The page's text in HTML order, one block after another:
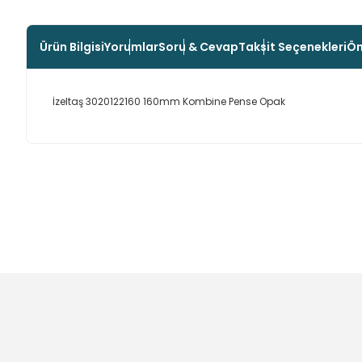
Ürün BilgisiYorumlarSoru & CevapTaksit Seçenekleri
İzeltaş 3020122160 160mm Kombine Pense Opak